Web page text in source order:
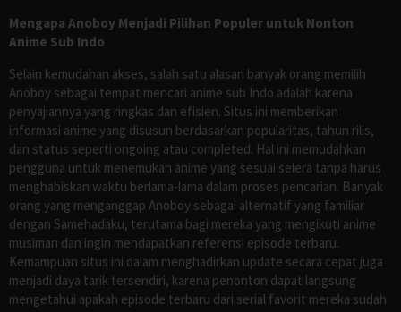
Mengapa Anoboy Menjadi Pilihan Populer untuk Nonton
Anime Sub Indo
Selain kemudahan akses, salah satu alasan banyak orang memilih
Anoboy sebagai tempat mencari anime sub Indo adalah karena
penyajiannya yang ringkas dan efisien. Situs ini memberikan
informasi anime yang disusun berdasarkan popularitas, tahun rilis,
dan status seperti ongoing atau completed. Hal ini memudahkan
pengguna untuk menemukan anime yang sesuai selera tanpa harus
menghabiskan waktu berlama-lama dalam proses pencarian. Banyak
orang yang menganggap Anoboy sebagai alternatif yang familiar
dengan Samehadaku, terutama bagi mereka yang mengikuti anime
musiman dan ingin mendapatkan referensi episode terbaru.
Kemampuan situs ini dalam menghadirkan update secara cepat juga
menjadi daya tarik tersendiri, karena penonton dapat langsung
mengetahui apakah episode terbaru dari serial favorit mereka sudah